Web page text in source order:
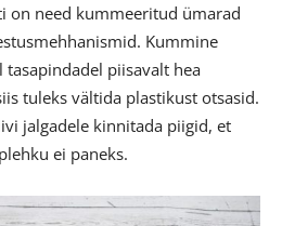
on need kummeeritud ümarad
Kummine
piisavalt hea
tuleks vältida plastikust otsasid.
jalgadele kinnitada piigid, et
ei paneks.